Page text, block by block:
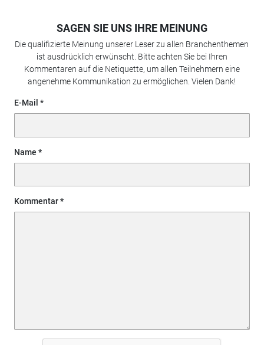
SAGEN SIE UNS IHRE MEINUNG
Die qualifizierte Meinung unserer Leser zu allen Branchenthemen
ist ausdrücklich erwünscht. Bitte achten Sie bei Ihren
Kommentaren auf die Netiquette, um allen Teilnehmern eine
angenehme Kommunikation zu ermöglichen. Vielen Dank!
E-Mail
Name
Kommentar